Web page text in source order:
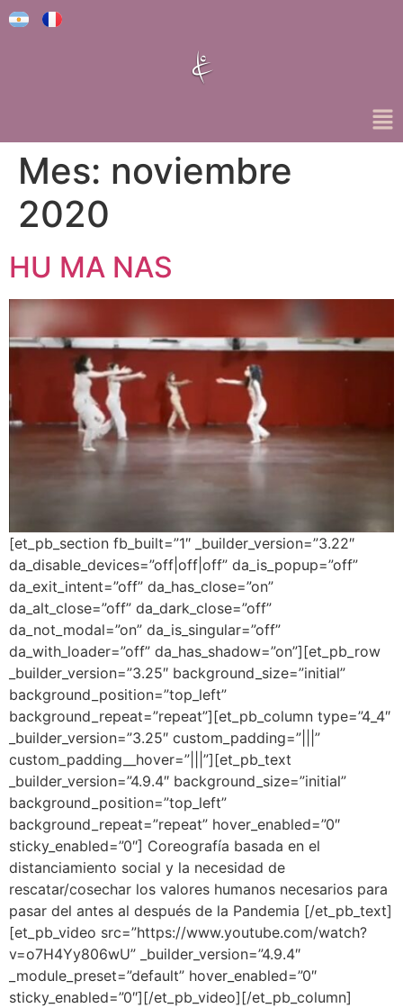
Mes: noviembre
2020
HU MA NAS
[et_pb_section fb_built=”1″ _builder_version=”3.22″
da_disable_devices=”off|off|off” da_is_popup=”off”
da_exit_intent=”off” da_has_close=”on”
da_alt_close=”off” da_dark_close=”off”
da_not_modal=”on” da_is_singular=”off”
da_with_loader=”off” da_has_shadow=”on”][et_pb_row
_builder_version=”3.25″ background_size=”initial”
background_position=”top_left”
background_repeat=”repeat”][et_pb_column type=”4_4″
_builder_version=”3.25″ custom_padding=”|||”
custom_padding__hover=”|||”][et_pb_text
_builder_version=”4.9.4″ background_size=”initial”
background_position=”top_left”
background_repeat=”repeat” hover_enabled=”0″
sticky_enabled=”0″] Coreografía basada en el
distanciamiento social y la necesidad de
rescatar/cosechar los valores humanos necesarios para
pasar del antes al después de la Pandemia [/et_pb_text]
[et_pb_video src=”https://www.youtube.com/watch?
v=o7H4Yy806wU” _builder_version=”4.9.4″
_module_preset=”default” hover_enabled=”0″
sticky_enabled=”0″][/et_pb_video][/et_pb_column]